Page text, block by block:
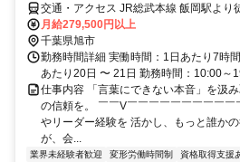
交通・アクセス JR総武本線 飯岡駅より
月給279,500円以上
千葉県旭市
勤務時間詳細 実働時間：1日あたり7時
あたり20日 〜 21日 勤務時間：10:00～
仕事内容 「言葉にできない本音」を汲
の信頼を。 ￣￣V￣￣￣￣￣￣￣￣￣
やリーダー経験を 活かし、もっと誰か
が、会...
業界未経験者歓迎 変形労働時間制 資格取得支援